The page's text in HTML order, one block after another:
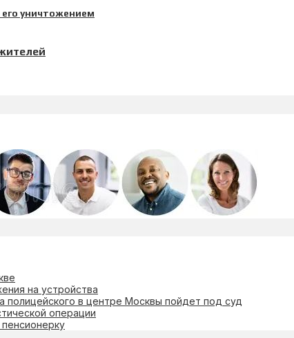
на устройства
в центре Москвы пойдет под суд
операции